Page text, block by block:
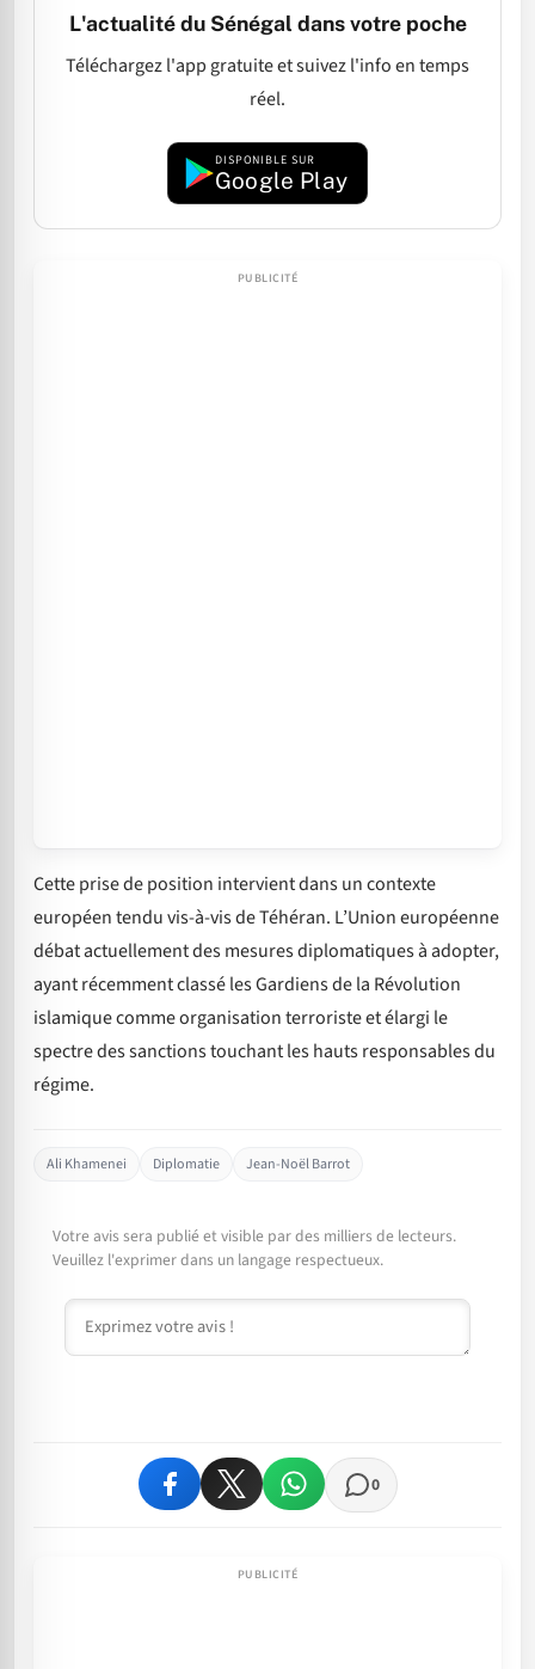
L'actualité du Sénégal dans votre poche
Téléchargez l'app gratuite et suivez l'info en temps
réel.
DISPONIBLE SUR
Google Play
Cette prise de position intervient dans un contexte
européen tendu vis-à-vis de Téhéran. L’Union européenne
débat actuellement des mesures diplomatiques à adopter,
ayant récemment classé les Gardiens de la Révolution
islamique comme organisation terroriste et élargi le
spectre des sanctions touchant les hauts responsables du
régime.
Ali Khamenei Diplomatie Jean-Noël Barrot
Votre avis sera publié et visible par des milliers de lecteurs.
Veuillez l'exprimer dans un langage respectueux.
Commentaire
0